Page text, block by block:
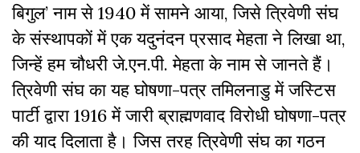
बिगुल’ नाम से 1940 में सामने आया, जिसे त्रिवेणी संघ
के संस्थापकों में एक यदुनंदन प्रसाद मेहता ने लिखा था,
जिन्हें हम चौधरी जे.एन.पी. मेहता के नाम से जानते हैं।
त्रिवेणी संघ का यह घोषणा-पत्र तमिलनाडु में जस्टिस
पार्टी द्वारा 1916 में जारी ब्राह्मणवाद विरोधी घोषणा-पत्र
की याद दिलाता है। जिस तरह त्रिवेणी संघ का गठन